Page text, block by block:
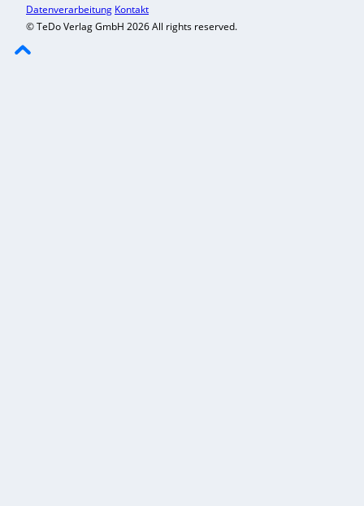
Datenverarbeitung Kontakt
© TeDo Verlag GmbH 2026 All rights reserved.